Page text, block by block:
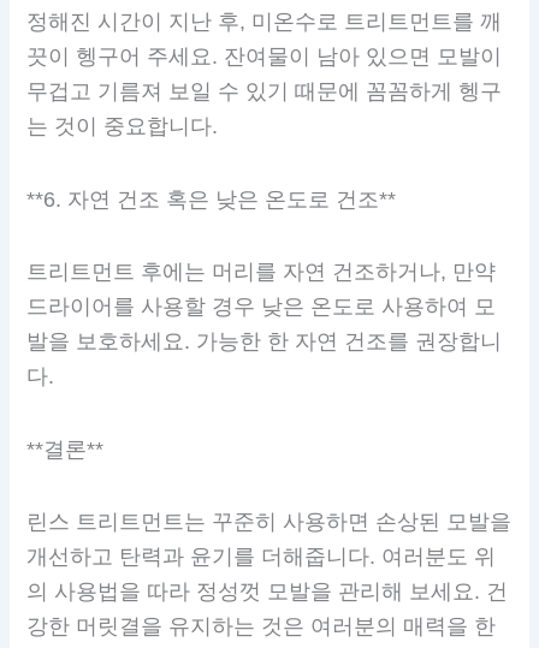
정해진 시간이 지난 후, 미온수로 트리트먼트를 깨
끗이 헹구어 주세요. 잔여물이 남아 있으면 모발이
무겁고 기름져 보일 수 있기 때문에 꼼꼼하게 헹구
는 것이 중요합니다.
**6. 자연 건조 혹은 낮은 온도로 건조**
트리트먼트 후에는 머리를 자연 건조하거나, 만약
드라이어를 사용할 경우 낮은 온도로 사용하여 모
발을 보호하세요. 가능한 한 자연 건조를 권장합니
다.
**결론**
린스 트리트먼트는 꾸준히 사용하면 손상된 모발을
개선하고 탄력과 윤기를 더해줍니다. 여러분도 위
의 사용법을 따라 정성껏 모발을 관리해 보세요. 건
강한 머릿결을 유지하는 것은 여러분의 매력을 한